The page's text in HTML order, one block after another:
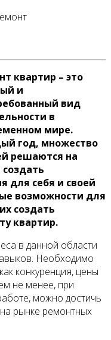
квартир – это
и
вид
в
мире.
год, множество
решаются на
для себя и своей
возможности для
создать
квартир.
в данной области
Необходимо
конкуренция, цены
не менее, при
можно достичь
рынке ремонтных